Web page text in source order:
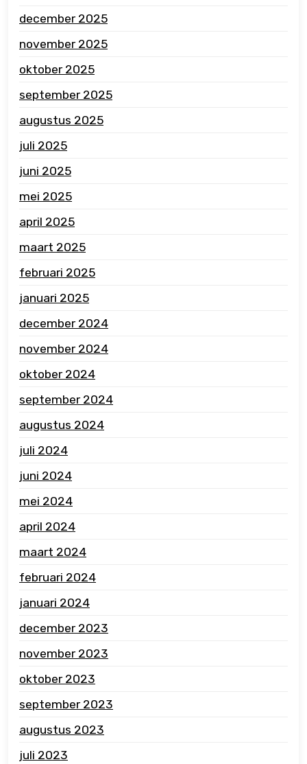
december 2025
november 2025
oktober 2025
september 2025
augustus 2025
juli 2025
juni 2025
mei 2025
april 2025
maart 2025
februari 2025
januari 2025
december 2024
november 2024
oktober 2024
september 2024
augustus 2024
juli 2024
juni 2024
mei 2024
april 2024
maart 2024
februari 2024
januari 2024
december 2023
november 2023
oktober 2023
september 2023
augustus 2023
juli 2023